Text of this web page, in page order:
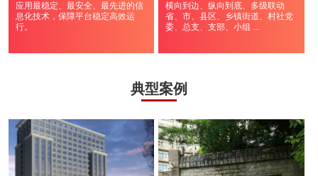
应用最稳定、最安全、最先进的信
息化技术，保障平台稳定高效运
行。
横向到边、纵向到底、多级联动
省、市、县区、乡镇街道、村社党
委、总支、支部、小组 ...
典型案例